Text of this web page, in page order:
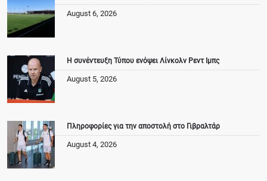
August 6, 2026
Η συνέντευξη Τύπου ενόψει Λίνκολν Ρεντ Ιμπς
August 5, 2026
Πληροφορίες για την αποστολή στο Γιβραλτάρ
August 4, 2026